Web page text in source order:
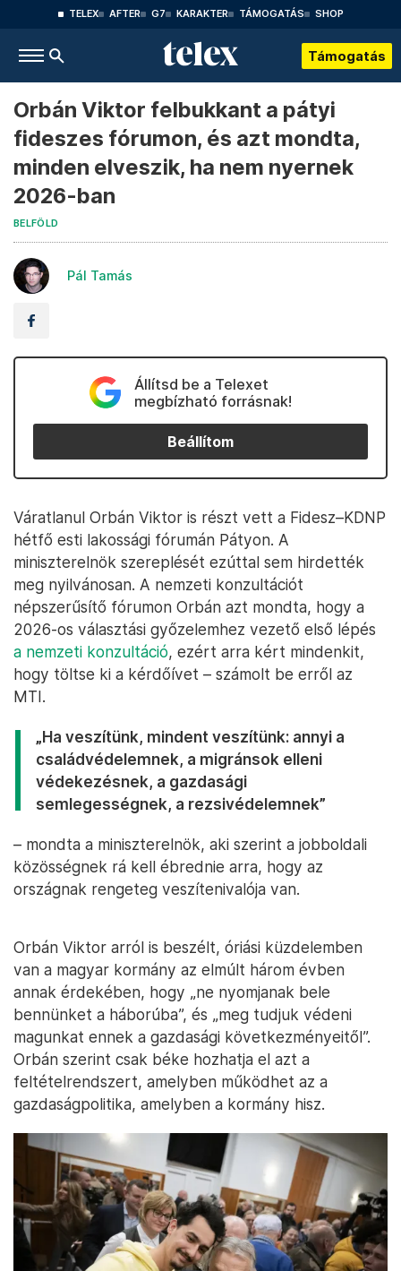
TELEX AFTER G7 KARAKTER TÁMOGATÁS SHOP
Támogatás
Orbán Viktor felbukkant a pátyi
fideszes fórumon, és azt mondta,
minden elveszik, ha nem nyernek
2026-ban
BELFÖLD
Pál Tamás
Állítsd be a Telexet
megbízható forrásnak!
Beállítom
Váratlanul Orbán Viktor is részt vett a Fidesz–KDNP
hétfő esti lakossági fórumán Pátyon. A
miniszterelnök szereplését ezúttal sem hirdették
meg nyilvánosan. A nemzeti konzultációt
népszerűsítő fórumon Orbán azt mondta, hogy a
2026-os választási győzelemhez vezető első lépés
a nemzeti konzultáció, ezért arra kért mindenkit,
hogy töltse ki a kérdőívet – számolt be erről az
MTI.
„Ha veszítünk, mindent veszítünk: annyi a
családvédelemnek, a migránsok elleni
védekezésnek, a gazdasági
semlegességnek, a rezsivédelemnek”
– mondta a miniszterelnök, aki szerint a jobboldali
közösségnek rá kell ébrednie arra, hogy az
országnak rengeteg veszítenivalója van.
Orbán Viktor arról is beszélt, óriási küzdelemben
van a magyar kormány az elmúlt három évben
annak érdekében, hogy „ne nyomjanak bele
bennünket a háborúba”, és „meg tudjuk védeni
magunkat ennek a gazdasági következményeitől”.
Orbán szerint csak béke hozhatja el azt a
feltételrendszert, amelyben működhet az a
gazdaságpolitika, amelyben a kormány hisz.